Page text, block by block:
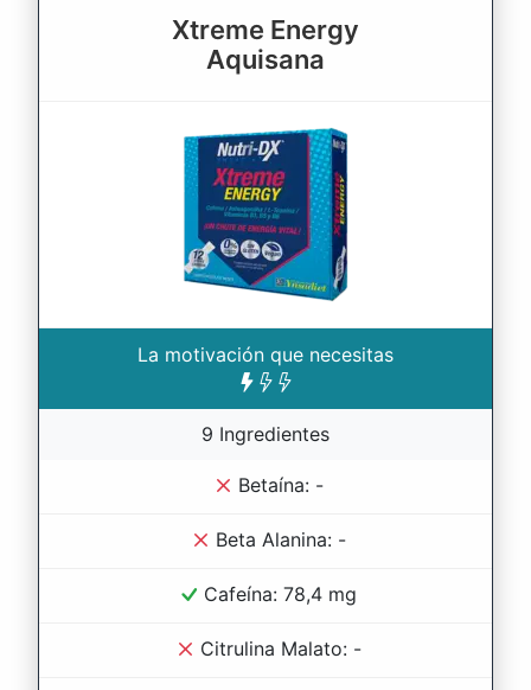
Xtreme Energy
Aquisana
La motivación que necesitas
9 Ingredientes
Betaína: -
Beta Alanina: -
Cafeína: 78,4 mg
Citrulina Malato: -